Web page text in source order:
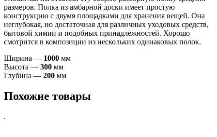
размеров. Полка из амбарной доски имеет простую
конструкцию с двумя площадками для хранения вещей. Она
неглубокая, но достаточная для различных уходовых средств,
бытовой химии и подобных принадлежностей. Хорошо
смотрится в композиции из нескольких одинаковых полок.
Ширина — 1000 мм
Высота — 300 мм
Глубина — 200 мм
Похожие товары
.